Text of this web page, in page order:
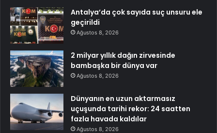
Antalya’da çok sayıda suç unsuru ele
geçirildi
Ağustos 8, 2026
2 milyar yıllık dağın zirvesinde
bambaşka bir dünya var
Ağustos 8, 2026
Dünyanın en uzun aktarmasız
uçuşunda tarihi rekor: 24 saatten
fazla havada kaldılar
Ağustos 8, 2026